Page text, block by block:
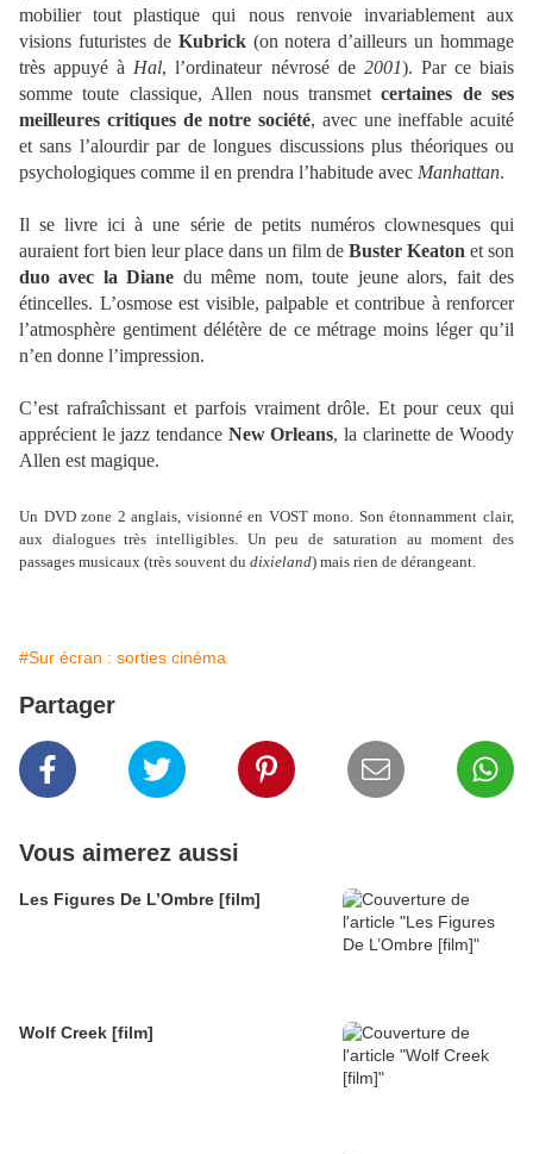
mobilier tout plastique qui nous renvoie invariablement aux
visions futuristes de Kubrick(on notera d’ailleurs un hommage
très appuyé à Hal, l’ordinateur névrosé de 2001). Par ce biais
somme toute classique, Allen nous transmetcertaines de ses
meilleures critiques de notre société, avec une ineffable acuité
et sans l’alourdir par de longues discussions plus théoriques ou
psychologiques comme il en prendra l’habitude avec Manhattan.
Il se livre ici à une série de petits numéros clownesques qui
auraient fort bien leur place dans un film de Buster Keaton et son
duo avec la Diane du même nom, toute jeune alors, fait des
étincelles. L’osmose est visible, palpable et contribue à renforcer
l’atmosphère gentiment délétère de ce métrage moins léger qu’il
n’en donne l’impression.
C’est rafraîchissant et parfois vraiment drôle. Et pour ceux qui
apprécient le jazz tendance New Orleans, la clarinette de Woody
Allen est magique.
Un DVD zone 2 anglais, visionné en VOST mono. Son étonnamment clair,
aux dialogues très intelligibles. Un peu de saturation au moment des
passages musicaux (très souvent du dixieland) mais rien de dérangeant.
#Sur écran : sorties cinéma
Partager
Vous aimerez aussi
Les Figures De L’Ombre [film]
Wolf Creek [film]